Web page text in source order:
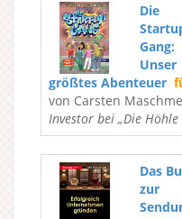
Die
Gang:
Unser
größtes Abenteuer
von Carsten
Investor bei „Die Höhle
Das
zur